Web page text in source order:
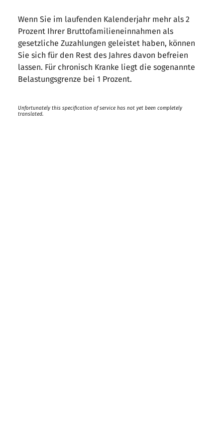
Wenn Sie im laufenden Kalenderjahr mehr als 2
Prozent Ihrer Bruttofamilieneinnahmen als
gesetzliche Zuzahlungen geleistet haben, können
Sie sich für den Rest des Jahres davon befreien
lassen. Für chronisch Kranke liegt die sogenannte
Belastungsgrenze bei 1 Prozent.
Unfortunately this specification of service has not yet been completely
translated.